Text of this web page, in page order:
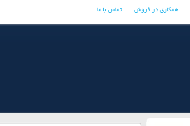
همکاری در فروش تماس با ما